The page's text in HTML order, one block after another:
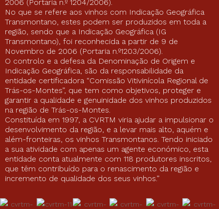
2006 (Portaria n.º 1204/2006).
No que se refere aos vinhos com Indicação Geográfica
Transmontano, estes podem ser produzidos em toda a
região, sendo que a Indicação Geográfica (IG
Transmontano), foi reconhecida a partir de 9 de
Novembro de 2006 (Portaria n.º1203/2006).
O controlo e a defesa da Denominação de Origem e
Indicação Geográfica, são da responsabilidade da
entidade certificadora “Comissão Vitivinícola Regional de
Trás-os-Montes”, que tem como objetivos, proteger e
garantir a qualidade e genuinidade dos vinhos produzidos
na região de Trás-os-Montes.
Constituída em 1997, a CVRTM viria ajudar a impulsionar o
desenvolvimento da região, e a levar mais alto, aquém e
além-fronteiras, os vinhos Transmontanos. Tendo iniciado
a sua atividade com apenas um agente económico, esta
entidade conta atualmente com 118 produtores inscritos,
que têm contribuído para o renascimento da região e
incremento de qualidade dos seus vinhos.”